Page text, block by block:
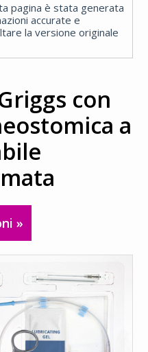
pagina è stata generata
accurate e
la versione originale
con
a
»